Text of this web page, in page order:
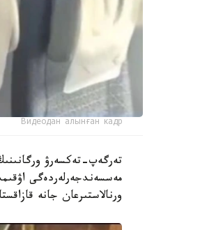
Видеодан алынған кадр
مەسسەندجەرلەردەگى
ورنالاستىرعان جانە